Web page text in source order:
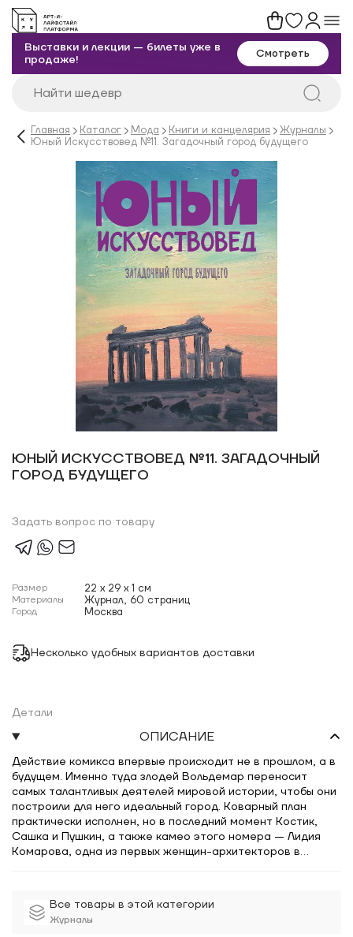
Выставки и лекции — билеты уже в
продаже!
Смотреть
Главная Каталог Мода Книги и канцелярия
Журналы
Юный Искусствовед №11. Загадочный город будущего
ЮНЫЙ ИСКУССТВОВЕД №11. ЗАГАДОЧНЫЙ
ГОРОД БУДУЩЕГО
Задать вопрос по товару
Размер 22 x 29 x 1 см
Материалы Журнал, 60 страниц
Город Москва
Несколько удобных вариантов доставки
Все товары в этой категории
Журналы
Детали
ОПИСАНИЕ
Действие комикса впервые происходит не в прошлом, а в
будущем. Именно туда злодей Вольдемар переносит
самых талантливых деятелей мировой истории, чтобы они
построили для него идеальный город. Коварный план
практически исполнен, но в последний момент Костик,
Сашка и Пушкин, а также камео этого номера — Лидия
Комарова, одна из первых женщин-архитекторов в